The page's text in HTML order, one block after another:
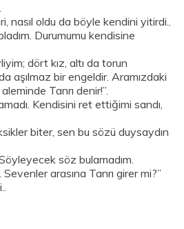
nasıl oldu da böyle kendini yitirdi..
Durumumu kendisine
dört kız, altı da torun
aşılmaz bir engeldir. Aramızdaki
Tanrı denir!”.
Kendisini ret ettiğimi sandı,
biter, sen bu sözü duysaydın
söz bulamadım.
arasına Tanrı girer mi?”